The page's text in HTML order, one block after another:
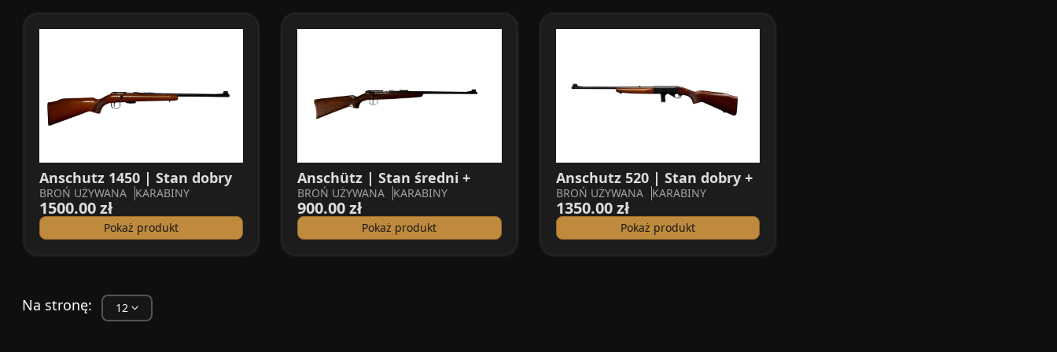
Anschutz 1450 | Stan dobry
BROŃ UŻYWANA KARABINY
1500.00 zł
Pokaż produkt
Anschütz | Stan średni +
BROŃ UŻYWANA KARABINY
900.00 zł
Pokaż produkt
Anschutz 520 | Stan dobry +
BROŃ UŻYWANA KARABINY
1350.00 zł
Pokaż produkt
Na stronę: